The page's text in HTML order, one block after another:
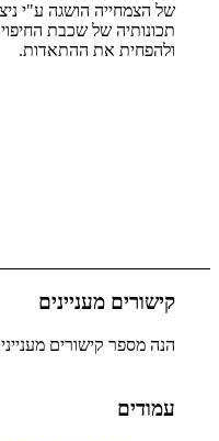
של הצמחייה הושגה ע"י
תכונותיה של שכבת
ולהפחית את ההתאדות.
קישורים מעניינים
הנה מספר קישורים
עמודים